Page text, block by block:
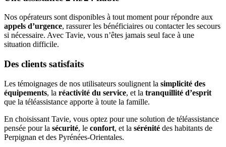
Nos opérateurs sont disponibles à tout moment pour répondre aux
appels d’urgence, rassurer les bénéficiaires ou contacter les secours
si nécessaire. Avec Tavie, vous n’êtes jamais seul face à une
situation difficile.
Des clients satisfaits
Les témoignages de nos utilisateurs soulignent la simplicité des
équipements, la réactivité du service, et la tranquillité d’esprit
que la téléassistance apporte à toute la famille.
En choisissant Tavie, vous optez pour une solution de téléassistance
pensée pour la sécurité, le confort, et la sérénité des habitants de
Perpignan et des Pyrénées-Orientales.